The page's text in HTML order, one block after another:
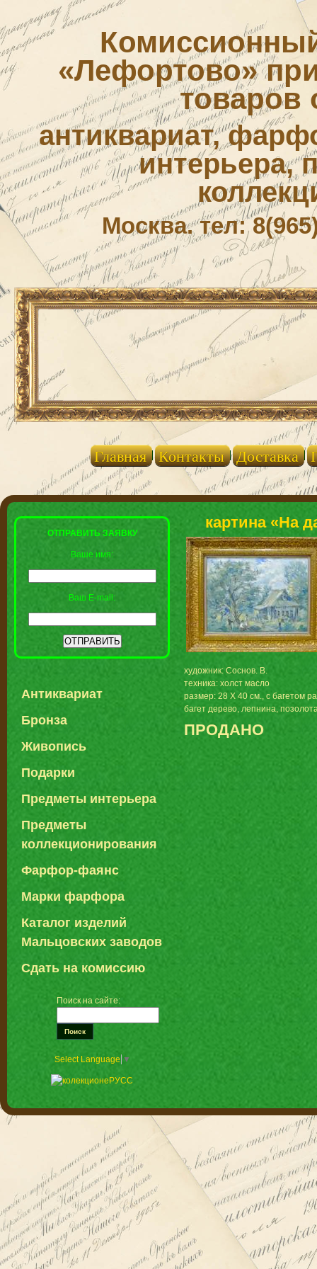
«Лефортово»
товаров
антиквариат,
интерьера,
Москва. тел:
Главная Контакты Доставка
ОТПРАВИТЬ ЗАЯВКУ
Ваше имя:
Ваш E-mail:
Антиквариат
Бронза
Живопись
Подарки
Предметы интерьера
Предметы
коллекционирования
Фарфор-фаянс
Марки фарфора
Каталог изделий
Мальцовских заводов
Сдать на комиссию
Поиск на сайте:
Select Language ▼
картина «На
художник: Соснов. В.
техника: холст масло
размер: 28 Х 40 см., с багетом
багет дерево, лепнина,
ПРОДАНО